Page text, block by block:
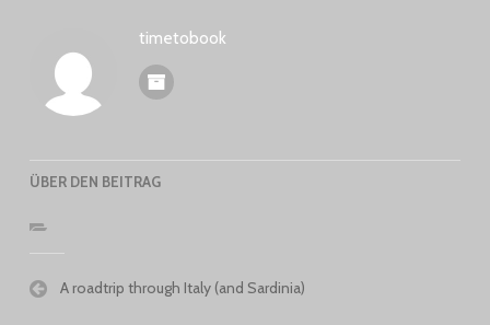
timetobook
ÜBER DEN BEITRAG
Beitragsnavigation
A roadtrip through Italy (and Sardinia)